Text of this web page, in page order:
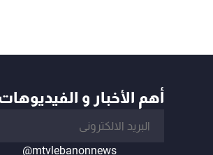
أهم الأخبار و
@mtvlebanonnews